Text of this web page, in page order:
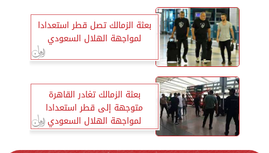
بعثة الزمالك تصل قطر استعدادا
لمواجهة الهلال السعودي
بعثة الزمالك تغادر القاهرة
متوجهة إلى قطر استعدادا
لمواجهة الهلال السعودي